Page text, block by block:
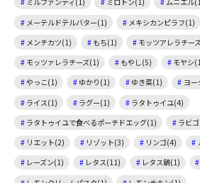
メーテルドテルバター(1)
メキシカンピラフ(1)
メンチカツ(1)
もち(1)
モッツアレラチー
モッツァレラチーズ(1)
もやし(5) モヤシ
やっこ(1)
ゆかり(1) ゆき菜(1) ヨ
ライス(1)
ラグー(1)
ラタトゥイユ(4)
ラタトゥイユで食べるポーチドエッグ(1)
ラビ
リエット(2)
リゾット(3) リンゴ(4)
レーズン(1)
レタス(11) レタス鍋(1)